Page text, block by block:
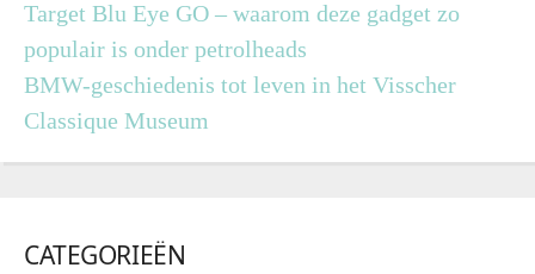
Target Blu Eye GO – waarom deze gadget zo
populair is onder petrolheads
BMW-geschiedenis tot leven in het Visscher
Classique Museum
CATEGORIEËN